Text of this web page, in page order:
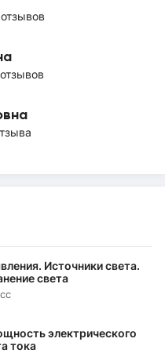
отзывов
отзывов
Источники света.
света
электрического
тока